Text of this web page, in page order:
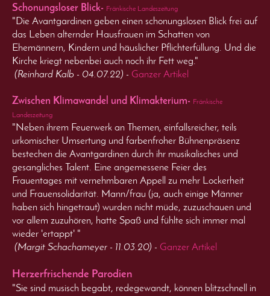
Schonungsloser Blick- Fränkische Landeszeitung
"Die Avantgardinen geben einen schonungslosen Blick frei auf
das Leben alternder Hausfrauen im Schatten von
Ehemännern, Kindern und häuslicher Pflichterfüllung. Und die
Kirche kriegt nebenbei auch noch ihr Fett weg."
(Reinhard Kalb - 04.07.22) - Ganzer Artikel
Zwischen Klimawandel und Klimakterium- Fränkische
Landeszeitung
"Neben ihrem Feuerwerk an Themen, einfallsreicher, teils
urkomischer Umsertung und farbenfroher Bühnenpräsenz
bestechen die Avantgardinen durch ihr musikalisches und
gesangliches Talent. Eine angemessene Feier des
Frauentages mit vernehmbaren Appell zu mehr Lockerheit
und Frauensolidarität. Mann/frau (ja, auch einige Männer
haben sich hingetraut) wurden nicht müde, zuzuschauen und
vor allem zuzuhören, hatte Spaß und fühlte sich immer mal
wieder 'ertappt' "
(Margit Schachameyer - 11.03.20) - Ganzer Artikel
Herzerfrischende Parodien
"Sie sind musisch begabt, redegewandt, können blitzschnell in